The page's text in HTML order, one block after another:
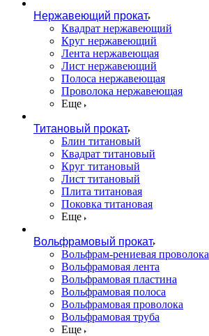
Нержавеющий прокат
Квадрат нержавеющий
Круг нержавеющий
Лента нержавеющая
Лист нержавеющий
Полоса нержавеющая
Проволока нержавеющая
Еще
Титановый прокат
Блин титановый
Квадрат титановый
Круг титановый
Лист титановый
Плита титановая
Поковка титановая
Еще
Вольфрамовый прокат
Вольфрам-рениевая проволока
Вольфрамовая лента
Вольфрамовая пластина
Вольфрамовая полоса
Вольфрамовая проволока
Вольфрамовая труба
Еще